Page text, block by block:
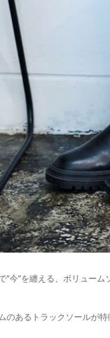
"今"を纏える、ボリューム
のあるトラックソールが